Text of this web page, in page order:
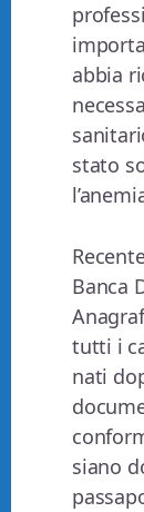
abbia
stato
Banca
tutti i
nati
siano